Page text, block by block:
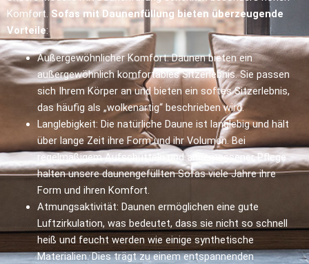
Komfort. Sofas mit Daunenfüllung bieten überzeugende
Vorteile:
Außergewöhnlicher Komfort: Daunen bieten ein
außergewöhnlich komfortables Sitzerlebnis. Sie passen
sich Ihrem Körper an und bieten ein softes Sitzerlebnis,
das häufig als „wolkenartig“ beschrieben wird.
Langlebigkeit: Die natürliche Daune ist langlebig und hält
über lange Zeit ihre Form und ihr Volumen. Bei
regelmäßigem Aufschütteln und angemessener Pflege
halten unsere daunengefüllten Sofas viele Jahre ihre
Form und ihren Komfort.
Atmungsaktivität: Daunen ermöglichen eine gute
Luftzirkulation, was bedeutet, dass sie nicht so schnell
heiß und feucht werden wie einige synthetische
Materialien. Dies trägt zu einem entspannenden